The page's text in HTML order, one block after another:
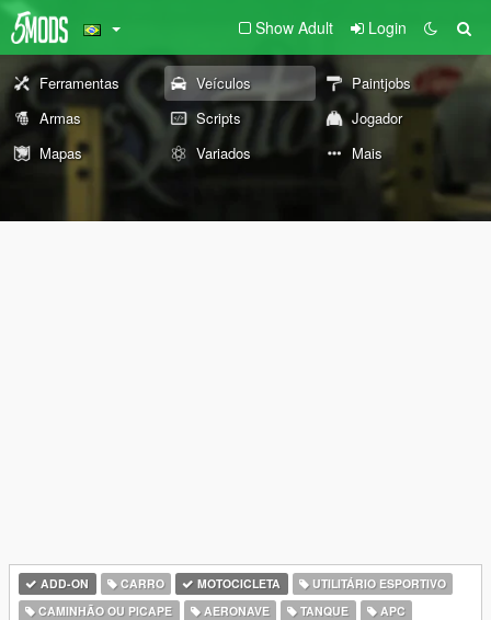
Show Adult Login
Ferramentas Veículos
Paintjobs
Armas
Scripts
Jogador
Mapas
Variados Mais
ADD-ON CARRO MOTOCICLETA
UTILITÁRIO ESPORTIVO
CAMINHÃO OU PICAPE
AERONAVE TANQUE APC